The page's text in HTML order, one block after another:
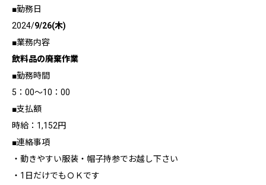
■勤務日
2024/9/26(木)
■業務内容
飲料品の廃棄作業
■勤務時間
5：00～10：00
■支払額
時給：1,152円
■連絡事項
・動きやすい服装・帽子持参でお越し下さい
・1日だけでもＯＫです